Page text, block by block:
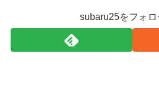
subaru25をフォロ